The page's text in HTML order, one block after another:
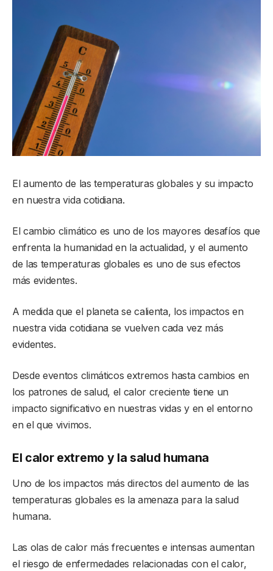
El aumento de las temperaturas globales y su impacto
en nuestra vida cotidiana.
El cambio climático es uno de los mayores desafíos que
enfrenta la humanidad en la actualidad, y el aumento
de las temperaturas globales es uno de sus efectos
más evidentes.
A medida que el planeta se calienta, los impactos en
nuestra vida cotidiana se vuelven cada vez más
evidentes.
Desde eventos climáticos extremos hasta cambios en
los patrones de salud, el calor creciente tiene un
impacto significativo en nuestras vidas y en el entorno
en el que vivimos.
El calor extremo y la salud humana
Uno de los impactos más directos del aumento de las
temperaturas globales es la amenaza para la salud
humana.
Las olas de calor más frecuentes e intensas aumentan
el riesgo de enfermedades relacionadas con el calor,